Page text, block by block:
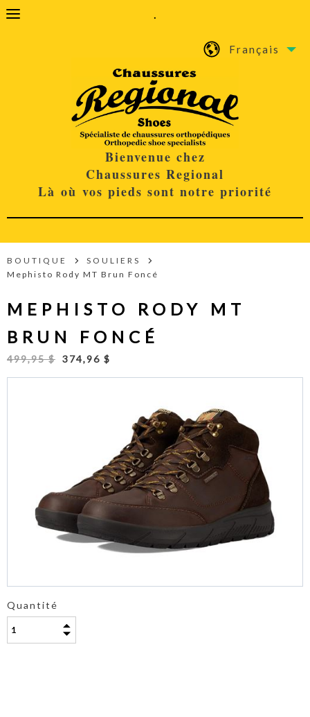
.
Français
Bienvenue chez
Chaussures Regional
Là où vos pieds sont notre priorité
BOUTIQUE
SOULIERS
Mephisto Rody MT Brun Foncé
MEPHISTO RODY MT
BRUN FONCÉ
499,95 $ 374,96 $
Quantité